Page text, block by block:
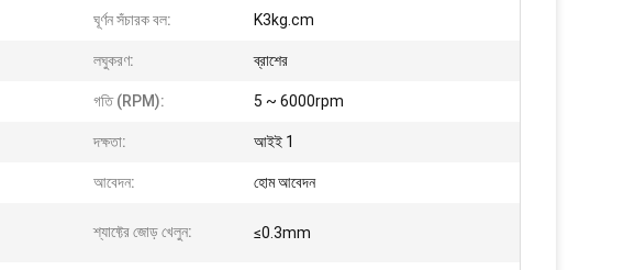
ঘূর্ণন সঁচারক বল: K3kg.cm
লঘুকরণ: ব্রাশের
গতি (RPM): 5 ~ 6000rpm
দক্ষতা: আইই 1
আবেদন: হোম আবেদন
শ্যাফ্টের জোড় খেলুন: ≤0.3mm